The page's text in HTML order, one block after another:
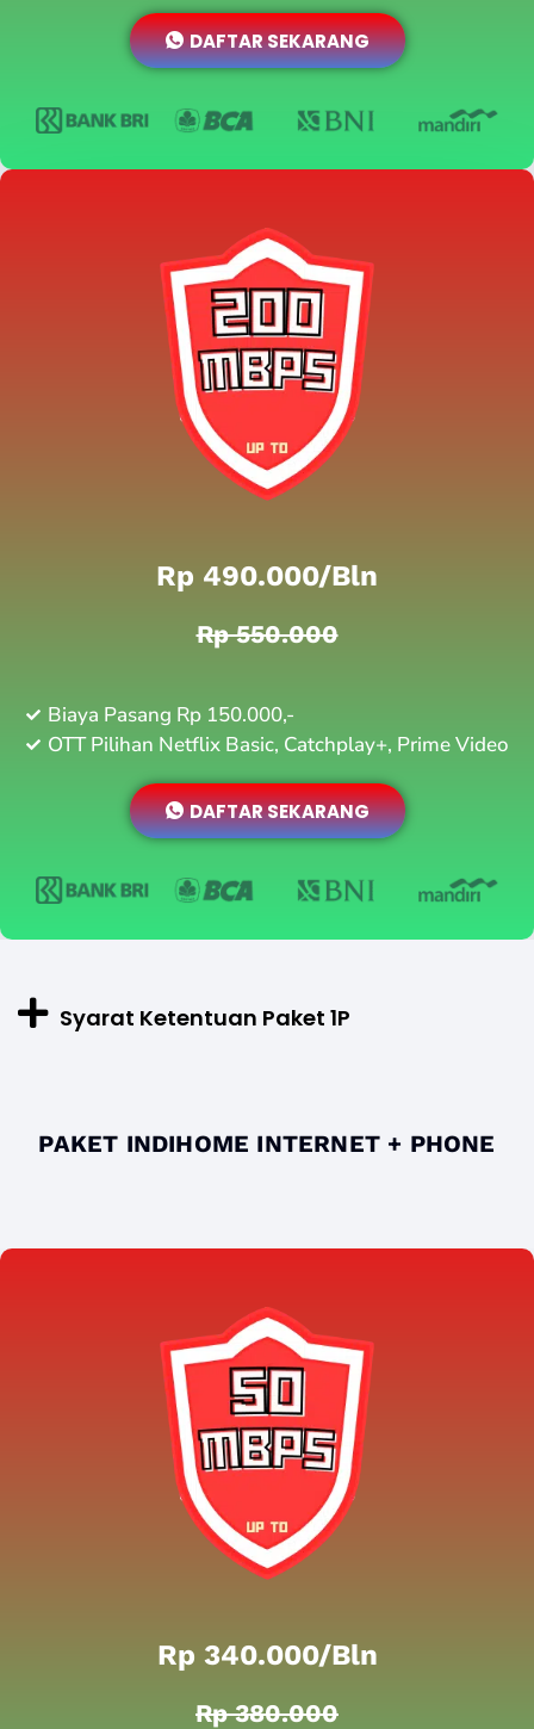
DAFTAR SEKARANG
Rp 490.000/bln
Rp 550.000
Biaya Pasang Rp 150.000,-
OTT Pilihan Netflix Basic, Catchplay+, Prime Video
DAFTAR SEKARANG
Syarat Ketentuan Paket 1P
PAKET INDIHOME INTERNET + PHONE
Rp 340.000/bln
Rp 380.000